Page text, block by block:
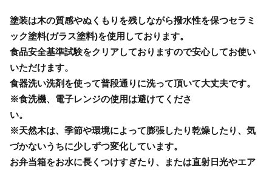
塗装は木の質感やぬくもりを残しながら撥水性を保つセラミ
ック塗料(ガラス塗料)を使用しております。
食品安全基準試験をクリアしておりますので安心してお使い
いただけます。
食器洗い洗剤を使って普段通りに洗って頂いて大丈夫です。
※食洗機、電子レンジの使用は避けてくださ
い。
※天然木は、季節や環境によって膨張したり乾燥したり、気
づかないうちに少しずつ変化しています。
お弁当箱をお水に長くつけすぎたり、または直射日光やエア